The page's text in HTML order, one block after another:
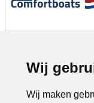
Wij
Wij maken